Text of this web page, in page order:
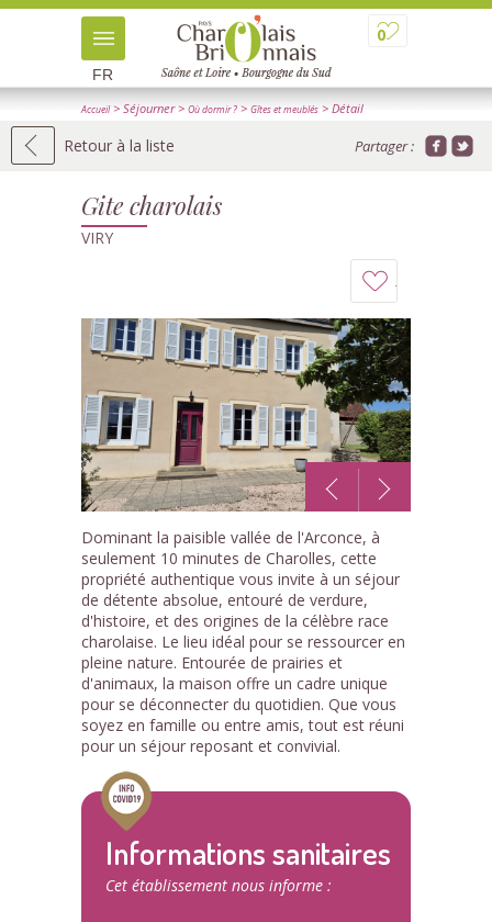
0
FR
Accueil> Séjourner> Où dormir ? > Gîtes et meublés > Détail
Retour à la liste Partager :
Gite charolais
VIRY
à
mon
carnet
1 /15
Dominant la paisible vallée de l'Arconce, à
seulement 10 minutes de Charolles, cette
propriété authentique vous invite à un séjour
de détente absolue, entouré de verdure,
d'histoire, et des origines de la célèbre race
charolaise. Le lieu idéal pour se ressourcer en
pleine nature. Entourée de prairies et
d'animaux, la maison offre un cadre unique
pour se déconnecter du quotidien. Que vous
soyez en famille ou entre amis, tout est réuni
pour un séjour reposant et convivial.
Informations sanitaires
Cet établissement nous informe :